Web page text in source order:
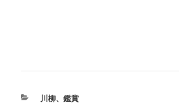
カ
川柳、 鑑賞